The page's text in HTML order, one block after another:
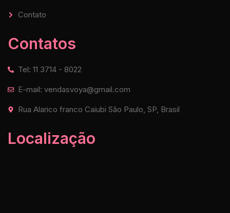
Contato
Contatos
Tel: 11 3714 - 8022
E-mail: vendasvoya@gmail.com
Rua Alarico franco Caiubi São Paulo, SP, Brasil
Localização